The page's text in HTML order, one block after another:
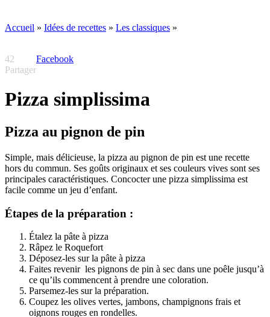
Accueil » Idées de recettes » Les classiques »
42
Partager
Facebook
Pizza simplissima
Pizza au pignon de pin
Simple, mais délicieuse, la pizza au pignon de pin est une recette
hors du commun. Ses goûts originaux et ses couleurs vives sont ses
principales caractéristiques. Concocter une pizza simplissima est
facile comme un jeu d’enfant.
Étapes de la préparation :
Étalez la pâte à pizza
Râpez le Roquefort
Déposez-les sur la pâte à pizza
Faites revenir les pignons de pin à sec dans une poêle jusqu’à
ce qu’ils commencent à prendre une coloration.
Parsemez-les sur la préparation.
Coupez les olives vertes, jambons, champignons frais et
oignons rouges en rondelles.